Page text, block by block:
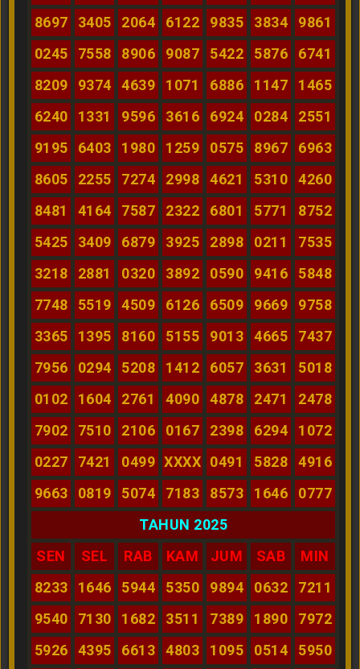
8697
3405 2064 6122 9835 3834
9861
0245
7558 8906 9087 5422 5876
6741
8209
9374 4639 1071 6886 1147
1465
6240
1331 9596 3616 6924 0284
2551
9195
6403 1980 1259 0575 8967
6963
8605
2255 7274 2998 4621 5310
4260
8481
4164 7587 2322 6801 5771
8752
5425
3409 6879 3925 2898 0211
7535
3218
2881 0320 3892 0590 9416
5848
7748
5519 4509 6126 6509 9669
9758
3365
1395 8160 5155 9013 4665
7437
7956
0294 5208 1412 6057 3631
5018
0102
1604 2761 4090 4878 2471
2478
7902
7510 2106 0167 2398 6294
1072
0227
7421 0499 XXXX 0491 5828
4916
9663
0819 5074 7183 8573 1646
0777
TAHUN 2025
SEN
SEL RAB KAM JUM SAB
MIN
8233
1646 5944 5350 9894 0632
7211
9540
7130 1682 3511 7389 1890
7972
5926
4395 6613 4803 1095 0514
5950